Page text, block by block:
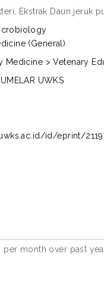
Ekstrak Daun jeruk
(General)
Medicine > Vetenary
UWKS
id/eprint/
per month over past